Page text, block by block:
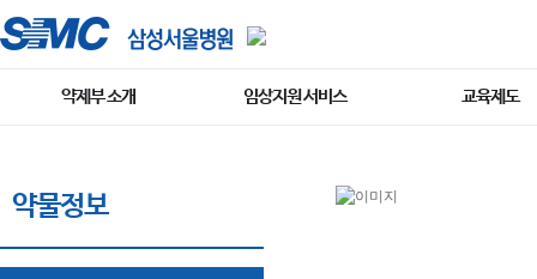
약제부 소개 임상지원 서비스 교육제도
약물정보